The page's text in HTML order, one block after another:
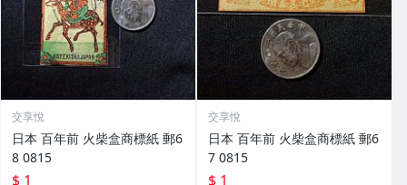
交享悅
日本 百年前 火柴盒商標紙 郵6
8 0815
$ 1
交享悅
日本 百年前 火柴盒商標紙 郵6
7 0815
$ 1